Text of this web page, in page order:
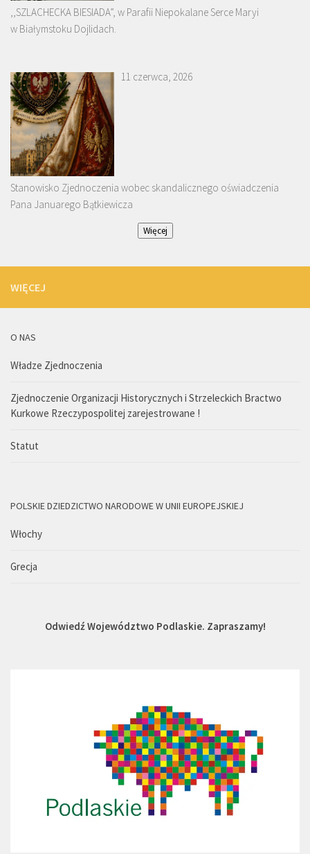
,,SZLACHECKA BIESIADA”, w Parafii Niepokalane Serce Maryi
w Białymstoku Dojlidach.
11 czerwca, 2026
Stanowisko Zjednoczenia wobec skandalicznego oświadczenia
Pana Januarego Bątkiewicza
Więcej
WIĘCEJ
O NAS
Władze Zjednoczenia
Zjednoczenie Organizacji Historycznych i Strzeleckich Bractwo
Kurkowe Rzeczypospolitej zarejestrowane !
Statut
POLSKIE DZIEDZICTWO NARODOWE W UNII EUROPEJSKIEJ
Włochy
Grecja
Odwiedź Województwo Podlaskie. Zapraszamy!